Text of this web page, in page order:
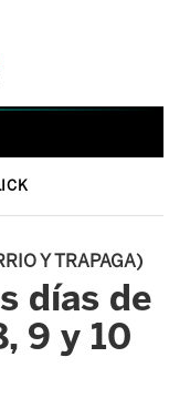
Y TRAPAGA)
días de
9 y 10